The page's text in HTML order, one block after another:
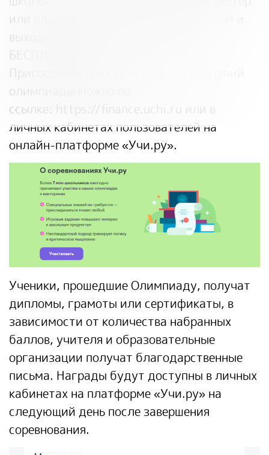
или планшет с современным браузером и
выходом в интернет. УЧАСТИЕ
БЕСПЛАТНОЕ!
Присоединиться к прохождению заданий
олимпиады можно по
ссылке: https://finance.uchi.ru или в
личных кабинетах пользователей на
онлайн-платформе «Учи.ру».
Ученики, прошедшие Олимпиаду, получат
дипломы, грамоты или сертификаты, в
зависимости от количества набранных
баллов, учителя и образовательные
организации получат благодарственные
письма. Награды будут доступны в личных
кабинетах на платформе «Учи.ру» на
следующий день после завершения
соревнования.